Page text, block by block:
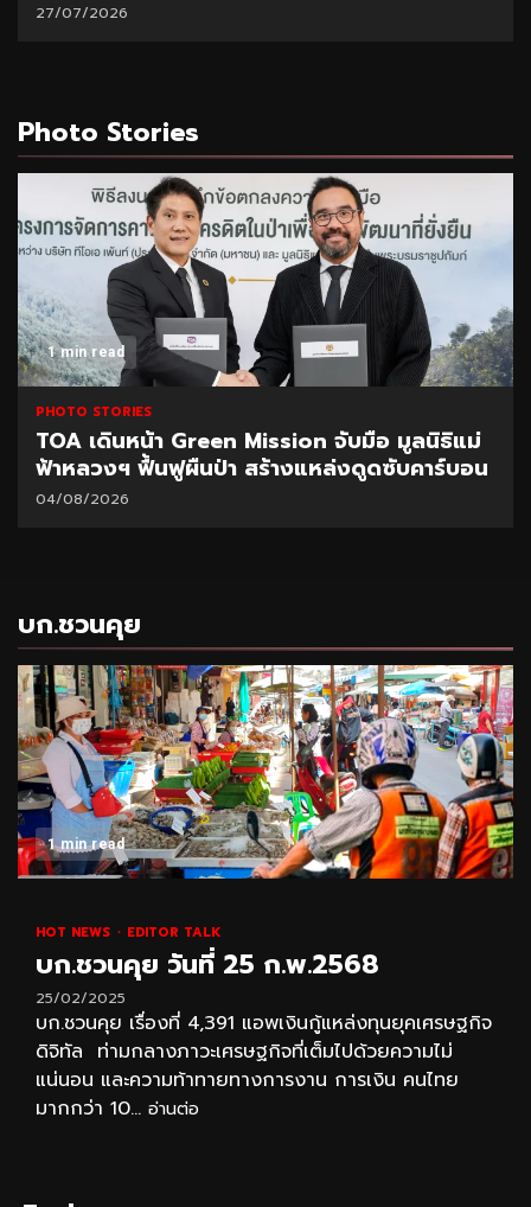
27/07/2026
Photo Stories
1 min read
PHOTO STORIES
TOA เดินหน้า Green Mission จับมือ มูลนิธิแม่
ฟ้าหลวงฯ ฟื้นฟูผืนป่า สร้างแหล่งดูดซับคาร์บอน
04/08/2026
บก.ชวนคุย
1 min read
HOT NEWS EDITOR TALK
บก.ชวนคุย วันที่ 25 ก.พ.2568
25/02/2025
บก.ชวนคุย เรื่องที่ 4,391 แอพเงินกู้แหล่งทุนยุคเศรษฐกิจ
ดิจิทัล ท่ามกลางภาวะเศรษฐกิจที่เต็มไปด้วยความไม่
แน่นอน และความท้าทายทางการงาน การเงิน คนไทย
มากกว่า 10... อ่านต่อ